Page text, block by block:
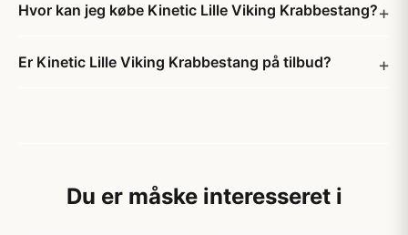
Hvor kan jeg købe Kinetic Lille Viking Krabbestang?
Er Kinetic Lille Viking Krabbestang på tilbud?
Du er måske interesseret i